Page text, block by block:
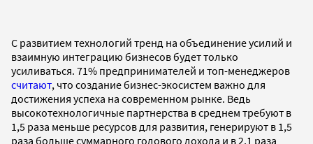
С развитием технологий тренд на объединение усилий и
взаимную интеграцию бизнесов будет только
усиливаться. 71% предпринимателей и топ-менеджеров
считают, что создание бизнес-экосистем важно для
достижения успеха на современном рынке. Ведь
высокотехнологичные партнерства в среднем требуют в
1,5 раза меньше ресурсов для развития, генерируют в 1,5
раза больше суммарного годового дохода и в 2,1 раза